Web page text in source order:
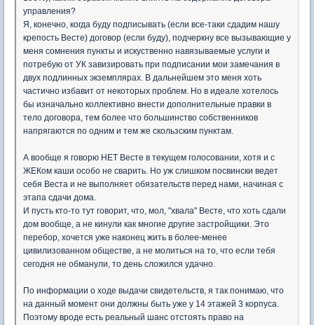
управления?
Я, конечно, когда буду подписывать (если все-таки сдадим нашу
крепость Весте) договор (если буду), подчеркну все вызывающие у
меня сомнения пункты и искуственно навязываемые услуги и
потребую от УК завизировать при подписании мои замечания в
двух подлинных экземплярах. В дальнейшем это меня хоть
частично избавит от некоторых проблем. Но в идеале хотелось
бы изначально коллективно внести дополнительные правки в
тело договора, тем более что большинство собственников
напрягаются по одним и тем же скользским пунктам.
А вообще я говорю НЕТ Весте в текущем голосовании, хотя и с
ЖЕКом каши особо не сварить. Но уж слишком посвински ведет
себя Веста и не выполняет обязательств перед нами, начиная с
этапа сдачи дома.
И пусть кто-то тут говорит, что, мол, "хвала" Весте, что хоть сдали
дом вообще, а не кинули как многие другие застройщики. Это
перебор, хочется уже наконец жить в более-менее
цивилизованном обществе, а не молиться на то, что если тебя
сегодня не обманули, то день сложился удачно.
По информации о ходе выдачи свидетельств, я так понимаю, что
на данный момент они должны быть уже у 14 этажей 3 корпуса.
Поэтому вроде есть реальный шанс отстоять право на